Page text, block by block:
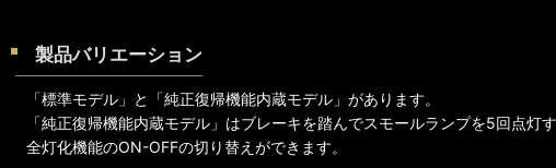
製品バリエーション
「標準モデル」と「純正復帰機能内蔵モデル」があります。
「純正復帰機能内蔵モデル」はブレーキを踏んでスモールランプを5回点灯
全灯化機能のON-OFFの切り替えができます。